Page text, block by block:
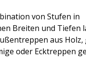
von Stufen in
Breiten und Tiefen
aus Holz,
oder Ecktreppen